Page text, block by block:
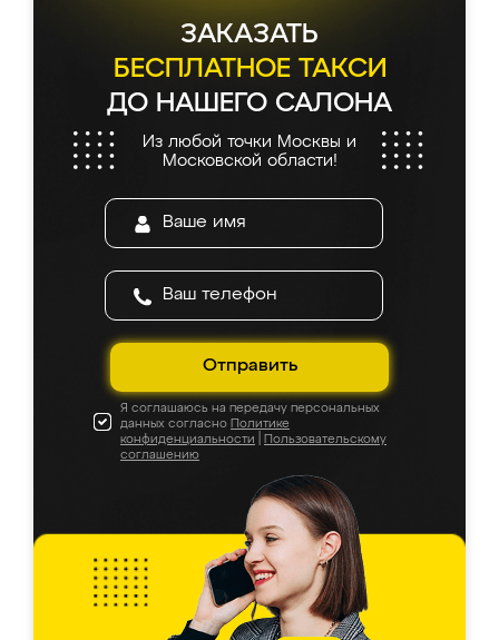
ЗАКАЗАТЬ
БЕСПЛАТНОЕ ТАКСИ
ДО НАШЕГО САЛОНА
Из любой точки Москвы и
Московской области!
Отправить
Я соглашаюсь на передачу персональных
данных согласно Политике
конфиденциальности
Пользовательскому
соглашению